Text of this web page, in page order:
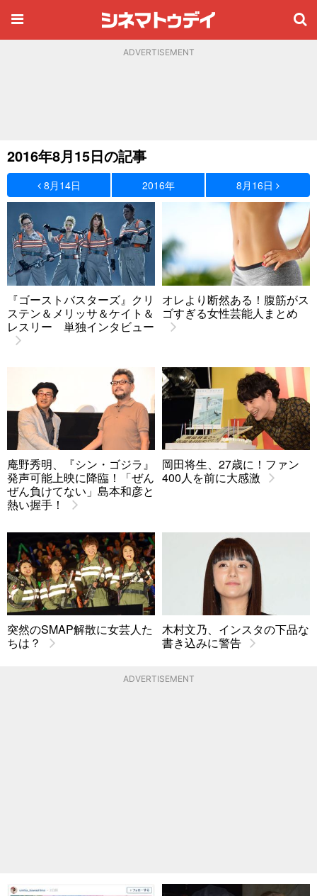
ADVERTISEMENT
2016年8月15日の記事
8月14日 2016年 8月16日
『ゴーストバスターズ』クリ
ステン＆メリッサ＆ケイト＆
レスリー 単独インタビュー
オレより断然ある！腹筋がス
ゴすぎる女性芸能人まとめ
庵野秀明、『シン・ゴジラ』
発声可能上映に降臨！「ぜん
ぜん負けてない」島本和彦と
熱い握手！
岡田将生、27歳に！ファン
400人を前に大感激
突然のSMAP解散に女芸人た
ちは？
木村文乃、インスタの下品な
書き込みに警告
ADVERTISEMENT